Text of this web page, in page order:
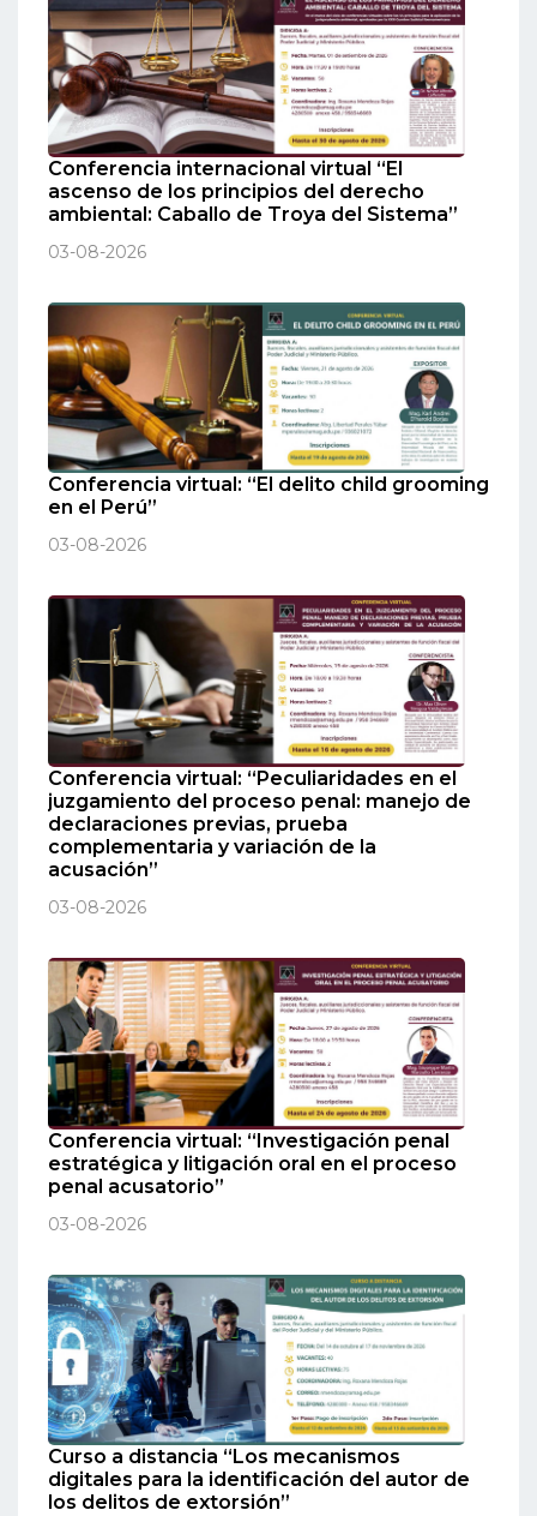
Conferencia internacional virtual “El
ascenso de los principios del derecho
ambiental: Caballo de Troya del Sistema”
03-08-2026
Conferencia virtual: “El delito child grooming
en el Perú”
03-08-2026
Conferencia virtual: “Peculiaridades en el
juzgamiento del proceso penal: manejo de
declaraciones previas, prueba
complementaria y variación de la
acusación”
03-08-2026
Conferencia virtual: “Investigación penal
estratégica y litigación oral en el proceso
penal acusatorio”
03-08-2026
Curso a distancia “Los mecanismos
digitales para la identificación del autor de
los delitos de extorsión”